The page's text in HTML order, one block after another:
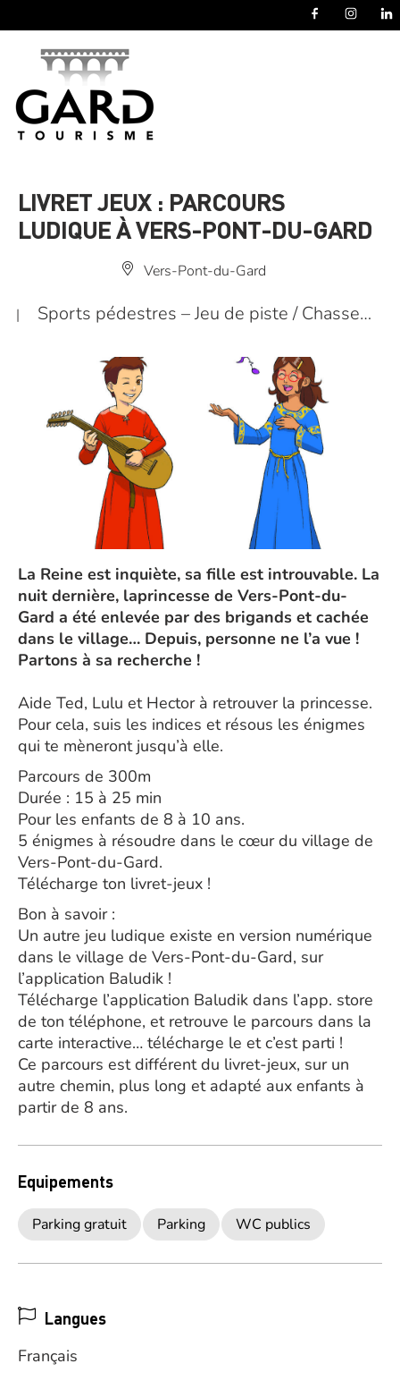
LIVRET JEUX : PARCOURS
LUDIQUE À VERS-PONT-DU-GARD
Vers-Pont-du-Gard
| Sports pédestres – Jeu de piste / Chasse…
La Reine est inquiète, sa fille est introuvable. La
nuit dernière, laprincesse de Vers-Pont-du-
Gard a été enlevée par des brigands et cachée
dans le village… Depuis, personne ne l’a vue !
Partons à sa recherche !
Aide Ted, Lulu et Hector à retrouver la princesse.
Pour cela, suis les indices et résous les énigmes
qui te mèneront jusqu’à elle.
Parcours de 300m
Durée : 15 à 25 min
Pour les enfants de 8 à 10 ans.
5 énigmes à résoudre dans le cœur du village de
Vers-Pont-du-Gard.
Télécharge ton livret-jeux !
Bon à savoir :
Un autre jeu ludique existe en version numérique
dans le village de Vers-Pont-du-Gard, sur
l’application Baludik !
Télécharge l’application Baludik dans l’app. store
de ton téléphone, et retrouve le parcours dans la
carte interactive… télécharge le et c’est parti !
Ce parcours est différent du livret-jeux, sur un
autre chemin, plus long et adapté aux enfants à
partir de 8 ans.
Equipements
Parking gratuit Parking WC publics
Langues
Français